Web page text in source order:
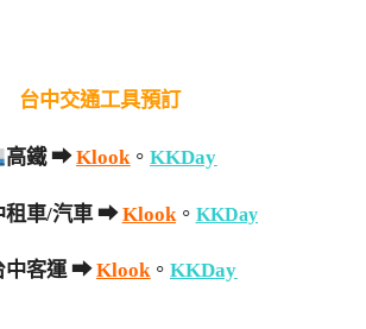
台中交通工具預訂
高鐵➡Klook。KKDay
租車/汽車➡Klook。 KKDay
中客運➡Klook。KKDay